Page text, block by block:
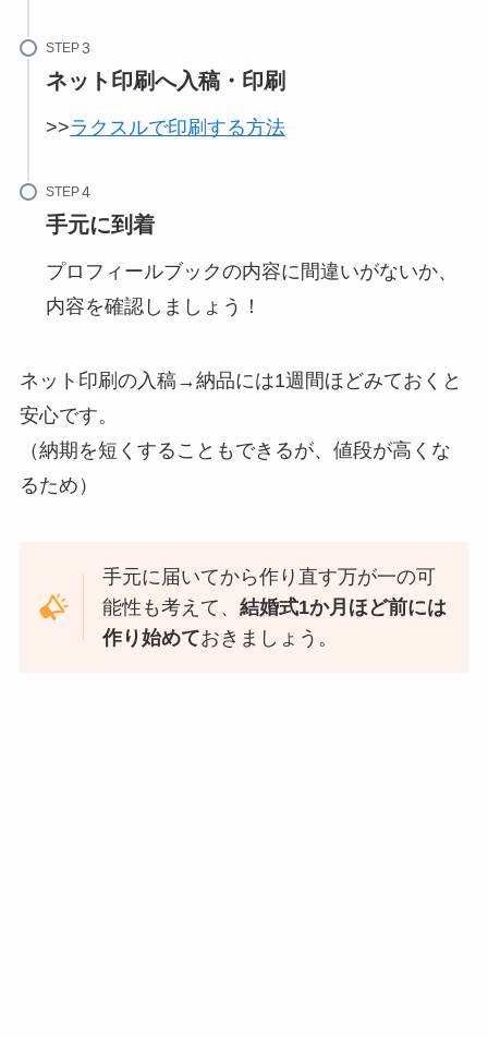
STEP
ネット印刷へ入稿・印刷
>>ラクスルで印刷する方法
STEP
手元に到着
プロフィールブックの内容に間違いがないか、
内容を確認しましょう！
ネット印刷の入稿→納品には1週間ほどみておくと
安心です。
（納期を短くすることもできるが、値段が高くな
るため）
手元に届いてから作り直す万が一の可
能性も考えて、結婚式1か月ほど前には
作り始めておきましょう。